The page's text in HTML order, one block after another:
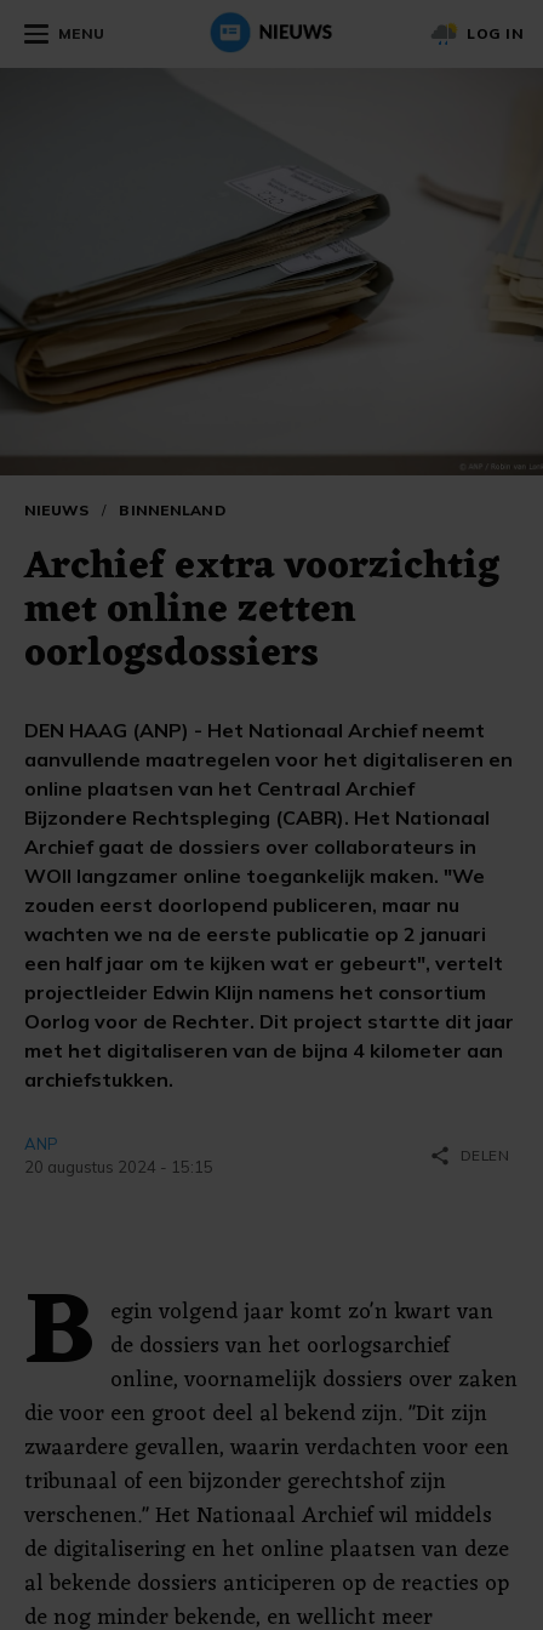
MENU LOG IN
NIEUWS / BINNENLAND
Archief extra voorzichtig
met online zetten
oorlogsdossiers
DEN HAAG (ANP) - Het Nationaal Archief neemt
aanvullende maatregelen voor het digitaliseren en
online plaatsen van het Centraal Archief
Bijzondere Rechtspleging (CABR). Het Nationaal
Archief gaat de dossiers over collaborateurs in
WOII langzamer online toegankelijk maken. "We
zouden eerst doorlopend publiceren, maar nu
wachten we na de eerste publicatie op 2 januari
een half jaar om te kijken wat er gebeurt", vertelt
projectleider Edwin Klijn namens het consortium
Oorlog voor de Rechter. Dit project startte dit jaar
met het digitaliseren van de bijna 4 kilometer aan
archiefstukken.
ANP
20 augustus 2024 - 15:15
share DELEN
B egin volgend jaar komt zo'n kwart van
de dossiers van het oorlogsarchief
online, voornamelijk dossiers over zaken
die voor een groot deel al bekend zijn. "Dit zijn
zwaardere gevallen, waarin verdachten voor een
tribunaal of een bijzonder gerechtshof zijn
verschenen." Het Nationaal Archief wil middels
de digitalisering en het online plaatsen van deze
al bekende dossiers anticiperen op de reacties op
de nog minder bekende, en wellicht meer